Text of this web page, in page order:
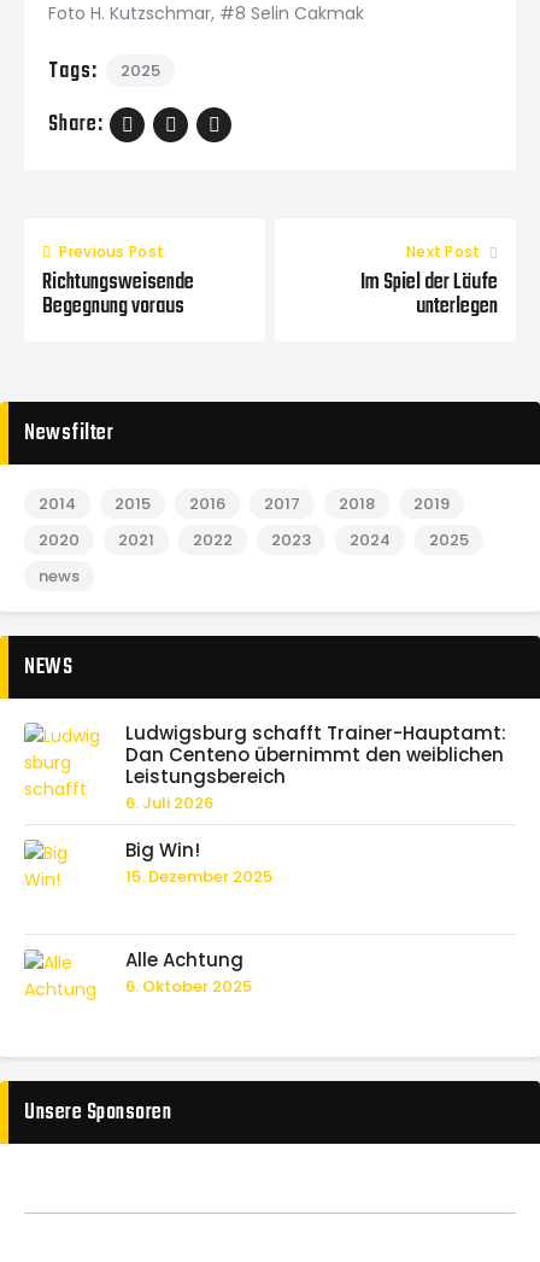
Foto H. Kutzschmar, #8 Selin Cakmak
Tags: 2025
Share:
Previous Post
Richtungsweisende
Begegnung voraus
Next Post
Im Spiel der Läufe
unterlegen
Newsfilter
2014 2015 2016 2017 2018
2019
2020
2021 2022 2023 2024
2025
news
NEWS
Ludwigsburg schafft Trainer-Hauptamt:
Dan Centeno übernimmt den weiblichen
Leistungsbereich
6. Juli 2026
Big Win!
15. Dezember 2025
Alle Achtung
6. Oktober 2025
Unsere Sponsoren